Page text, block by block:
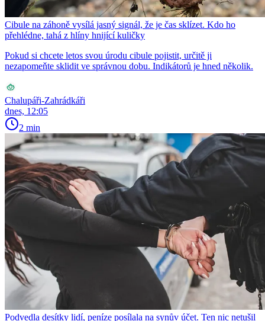
Cibule na záhoně vysílá jasný signál, že je čas sklízet. Kdo ho
přehlédne, tahá z hlíny hnijící kuličky
Pokud si chcete letos svou úrodu cibule pojistit, určitě ji
nezapomeňte sklidit ve správnou dobu. Indikátorů je hned několik.
Chalupáři-Zahrádkáři
dnes, 12:05
2 min
Podvedla desítky lidí, peníze posílala na synův účet. Ten nic netušil